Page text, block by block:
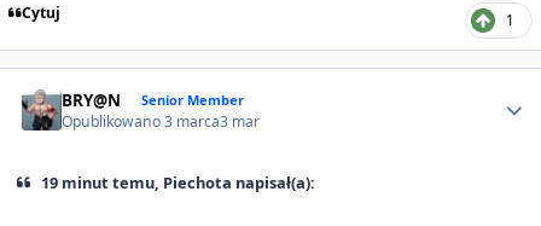
Cytuj 1
BRY@N Senior Member
Opublikowano3 marca3 mar
19 minut temu, Piechota napisał(a):